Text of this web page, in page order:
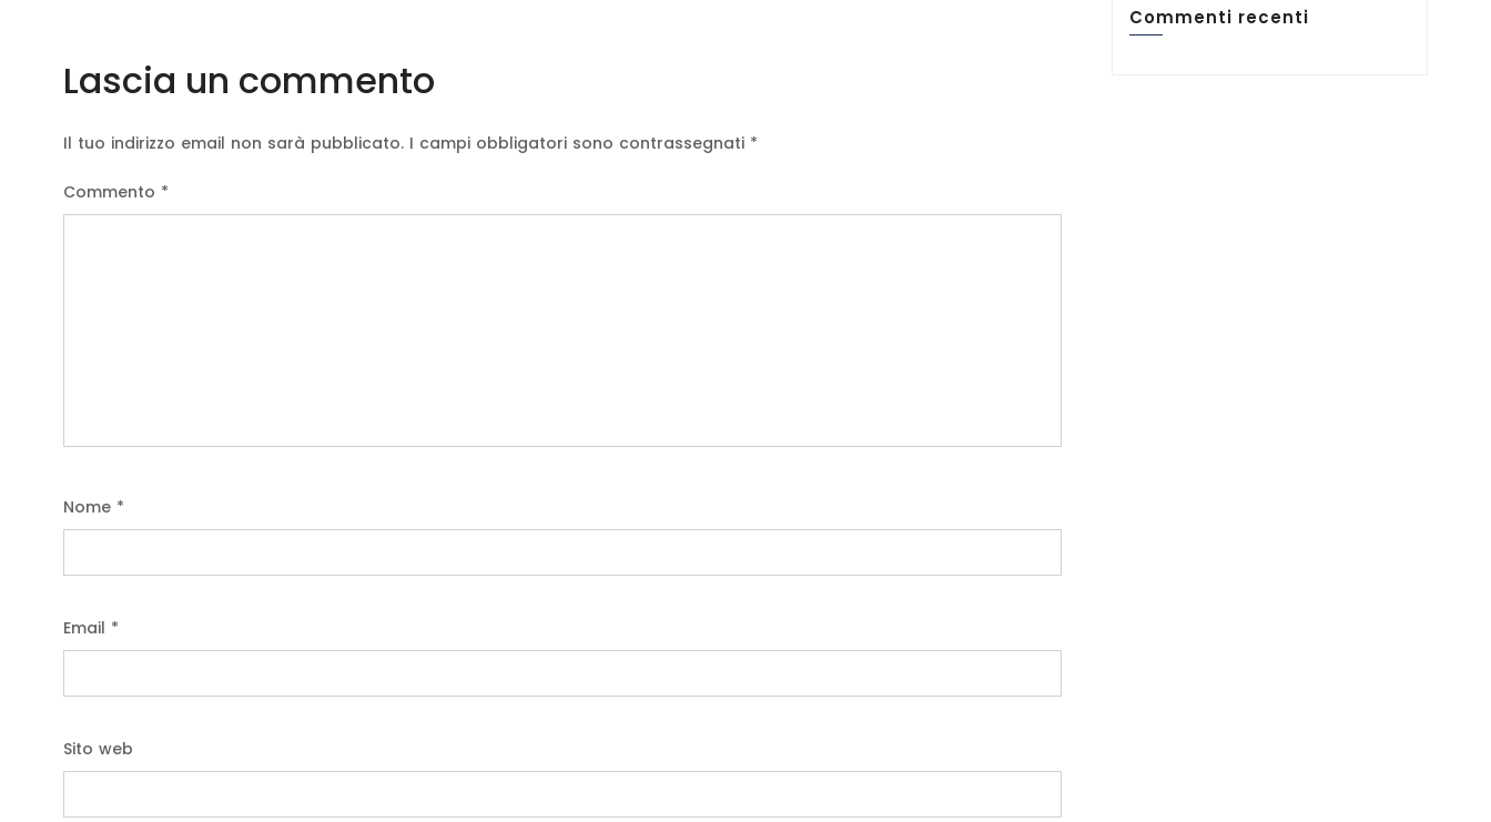
Lascia un commento
Il tuo indirizzo email non sarà pubblicato. I campi obbligatori sono contrassegnati *
Commento *
Nome *
Email *
Sito web
Commenti recenti